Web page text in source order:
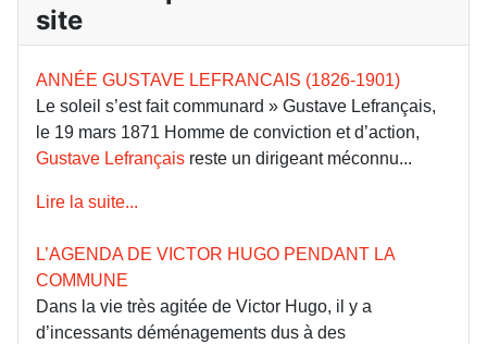
site
ANNÉE GUSTAVE LEFRANCAIS (1826-1901)
Le soleil s’est fait communard » Gustave Lefrançais,
le 19 mars 1871 Homme de conviction et d’action,
Gustave Lefrançais reste un dirigeant méconnu...
Lire la suite...
L’AGENDA DE VICTOR HUGO PENDANT LA
COMMUNE
Dans la vie très agitée de Victor Hugo, il y a
d’incessants déménagements dus à des